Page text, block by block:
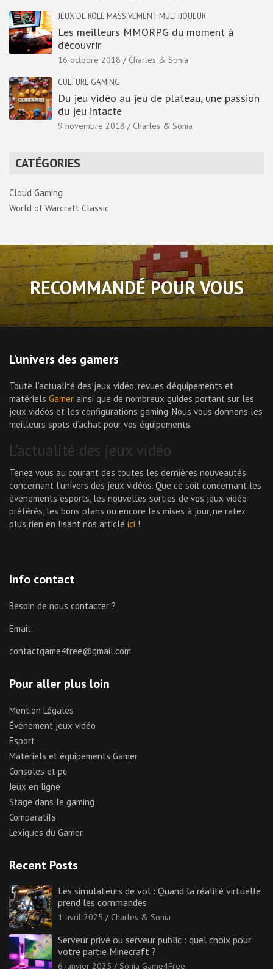
JEUX DE RÔLE MASSIVEMENT MULTIJOUEUR
Les meilleurs MMORPG du moment à
découvrir
16 octobre 2018 Charles & Sonia
CULTURE GAMING
Du jeu vidéo au jeu de plateau, une passion
du jeu intacte
9 novembre 2018 Charles & Sonia
CATÉGORIES
Cloud Gaming
World of Warcraft Classic
RECOMMANDÉ POUR VOUS
L’univers des gamers
Toute l’actualité des jeux vidéo, revues d’équipements et
matériels Gamer ainsi que de nombreux guides portant sur les
jeux vidéos et les configurations gaming. Nous vous donnons les
meilleurs spots d’achat pour vos équipements.
L’actualité des jeux vidéo
Tenez vous au courant des toutes les dernières nouveautés
concernant l’univers des jeux vidéos. Que ce soit concernant les
événements esports, les nouvelles sorties de vos jeux vidéo
préférés, les bons plans ou encore les mises à jour, ne ratez
plus rien en lisant nos article ici !
Info contact
Besoin de nous contacter ?
Email:
contactgame4free@gmail.com
Pour aller plus loin
Mention Légales
Événement jeux vidéo
Esport
Matériels et équipements Gamer
Consoles et pc
Jeux en ligne
Stage dans le gaming
Comparatifs
Lexiques du Gamer
Recent Posts
Les simulateurs de vol : Quand la réalité virtuelle
prend les commandes
1 avril 2025 Charles & Sonia
Serveur privé ou serveur public : quel choix pour
votre partie Minecraft ?
6 janvier 2025 Sonia Game4Free